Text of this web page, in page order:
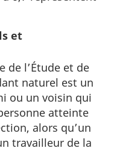
et
de l’Étude et de
naturel est un
ou un voisin qui
atteinte
alors qu’un
travailleur de la